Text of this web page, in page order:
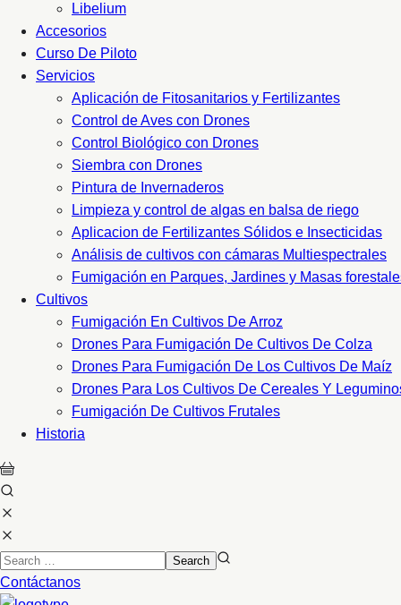
Libelium
Accesorios
Curso De Piloto
Servicios
Aplicación de Fitosanitarios y Fertilizantes
Control de Aves con Drones
Control Biológico con Drones
Siembra con Drones
Pintura de Invernaderos
Limpieza y control de algas en balsa de riego
Aplicacion de Fertilizantes Sólidos e Insecticidas
Análisis de cultivos con cámaras Multiespectrales
Fumigación en Parques, Jardines y Masas
Cultivos
Fumigación En Cultivos De Arroz
Drones Para Fumigación De Cultivos De Colza
Drones Para Fumigación De Los Cultivos De Maíz
Drones Para Los Cultivos De Cereales Y
Fumigación De Cultivos Frutales
Historia
Contáctanos